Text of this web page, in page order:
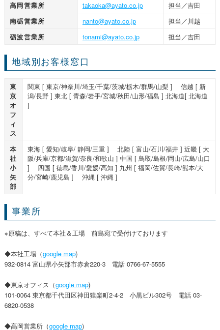
高岡営業所
takaoka@ayato.co.jp
担当／吉田
南砺営業所
nanto@ayato.co.jp
担当／川越
砺波営業所
tonami@ayato.co.jp 担当／吉田
地域別お客様窓口
東
京
オ
フ
ィ
ス
関東 [ 東京/神奈川/埼玉/千葉/茨城/栃木/群馬/山梨 ] 信越 [ 新
潟/長野 ] 東北 [ 青森/岩手/宮城/秋田/山形/福島 ] 北海道[ 北海道
]
本
社
小
矢
部
東海 [ 愛知/岐阜/ 静岡/三重 ] 北陸 [ 富山/石川/福井 ] 近畿 [ 大
阪/兵庫/京都/滋賀/奈良/和歌山 ] 中国 [ 鳥取/島根/岡山/広島/山口
] 四国 [ 徳島/香川/愛媛/高知 ] 九州 [ 福岡/佐賀/長崎/熊本/大
分/宮崎/鹿児島 ] 沖縄 [ 沖縄 ]
事業所
※原稿は、すべて本社＆工場 前島宛で受付けております
◆本社工場（google map)
932-0814 富山県小矢部市赤倉220-3 電話 0766-67-5555
◆東京オフィス（google map)
101-0064 東京都千代田区神田猿楽町2-4-2 小黒ビル302号 電話 03-
6820-0538
◆高岡営業所（google map)